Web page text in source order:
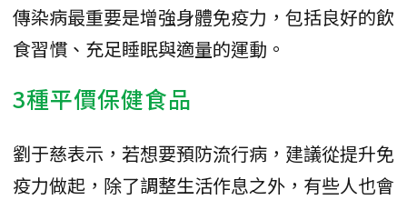
傳染病最重要是增強身體免疫力，包括良好的飲
食習慣、充足睡眠與適量的運動。
3種平價保健食品
劉于慈表示，若想要預防流行病，建議從提升免
疫力做起，除了調整生活作息之外，有些人也會